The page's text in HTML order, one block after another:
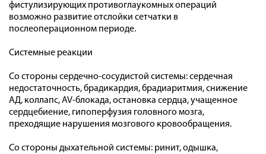
фистулизирующих противоглаукомных операций
возможно развитие отслойки сетчатки в
послеоперационном периоде.
Системные реакции
Со стороны сердечно-сосудистой системы: сердечная
недостаточность, брадикардия, брадиаритмия, снижение
АД, коллапс, AV-блокада, остановка сердца, учащенное
сердцебиение, гипоперфузия головного мозга,
преходящие нарушения мозгового кровообращения.
Со стороны дыхательной системы: ринит, одышка,